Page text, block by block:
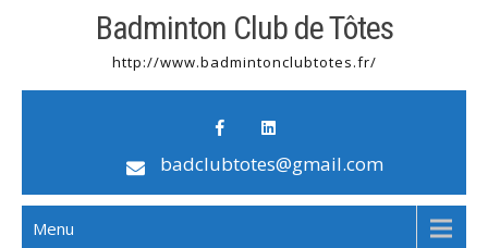
Badminton Club de Tôtes
http://www.badmintonclubtotes.fr/
badclubtotes@gmail.com
Menu